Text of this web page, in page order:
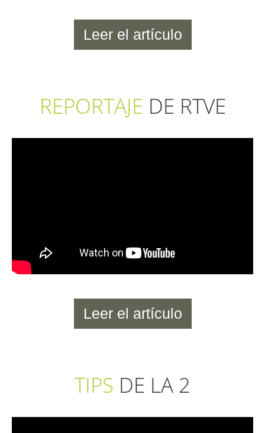
Leer el artículo
REPORTAJE DE RTVE
Leer el artículo
TIPS DE LA 2